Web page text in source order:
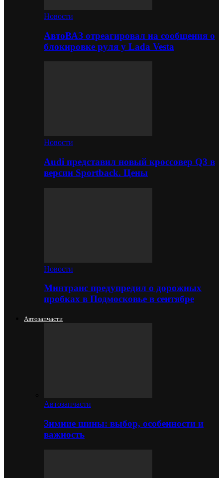
Новости
АвтоВАЗ отреагировал на сообщения о
блокировке руля у Lada Vesta
Новости
Audi представил новый кроссовер Q3 в
версии Sportback. Цены
Новости
Минтранс предупредил о дорожных
пробках в Подмосковье в сентябре
Автозапчасти
Автозапчасти
Зимние шины: выбор, особенности и
важность